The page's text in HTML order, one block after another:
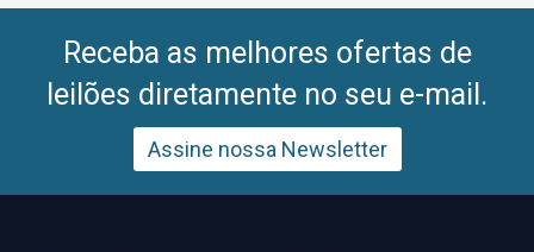
Receba as melhores ofertas de
leilões diretamente no seu e-mail.
Assine nossa Newsletter